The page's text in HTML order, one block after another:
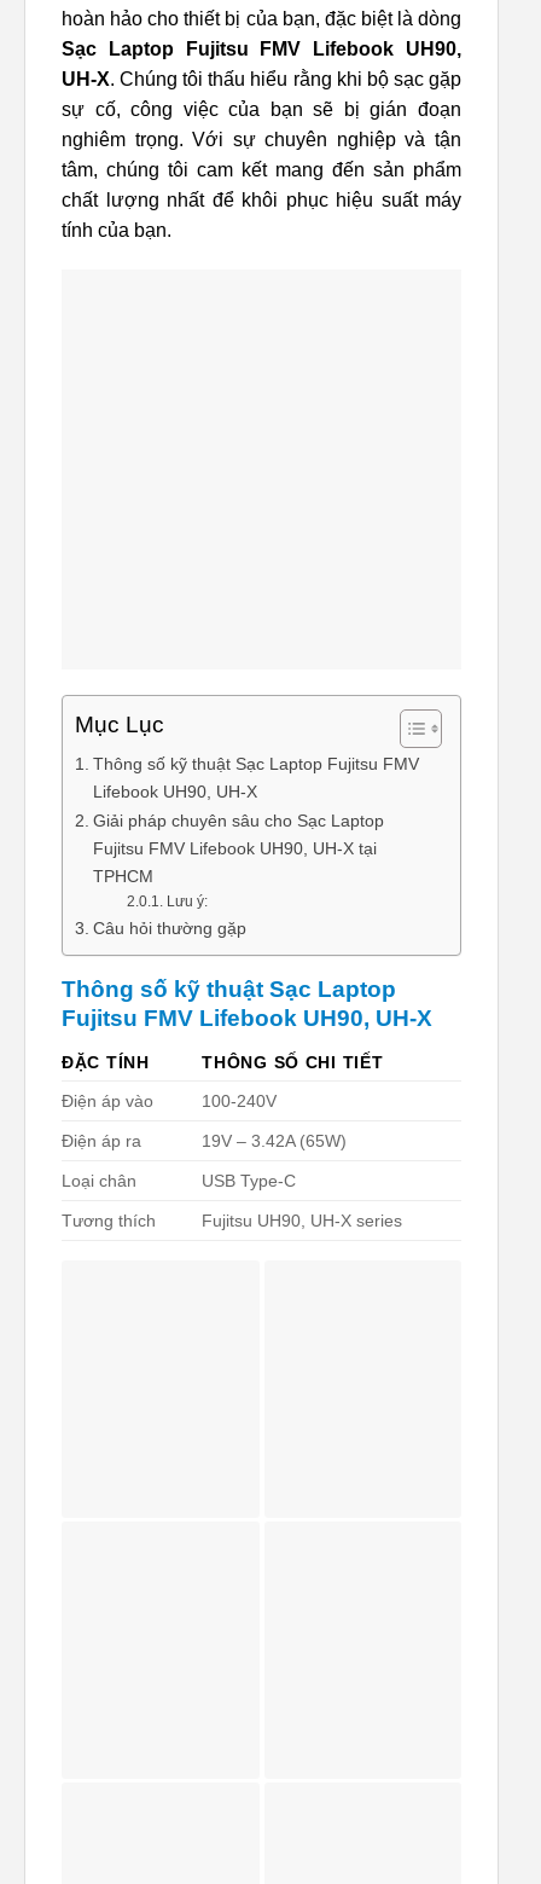
hoàn hảo cho thiết bị của bạn, đặc biệt là dòng
Sạc Laptop Fujitsu FMV Lifebook UH90,
UH-X. Chúng tôi thấu hiểu rằng khi bộ sạc gặp
sự cố, công việc của bạn sẽ bị gián đoạn
nghiêm trọng. Với sự chuyên nghiệp và tận
tâm, chúng tôi cam kết mang đến sản phẩm
chất lượng nhất để khôi phục hiệu suất máy
tính của bạn.
Mục Lục
Thông số kỹ thuật Sạc Laptop Fujitsu FMV
Lifebook UH90, UH-X
Giải pháp chuyên sâu cho Sạc Laptop
Fujitsu FMV Lifebook UH90, UH-X tại
TPHCM
Lưu ý:
Câu hỏi thường gặp
Thông số kỹ thuật Sạc Laptop
Fujitsu FMV Lifebook UH90, UH-X
ĐẶC TÍNH
THÔNG SỐ CHI TIẾT
Điện áp vào
100-240V
Điện áp ra 19V – 3.42A (65W)
Loại chân USB Type-C
Tương thích Fujitsu UH90, UH-X series